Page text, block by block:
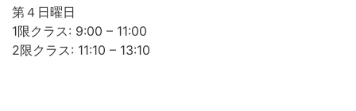
第４日曜日
1限クラス: 9:00 – 11:00
2限クラス: 11:10 – 13:10